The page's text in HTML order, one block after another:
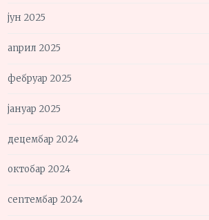
јун 2025
април 2025
фебруар 2025
јануар 2025
децембар 2024
октобар 2024
септембар 2024